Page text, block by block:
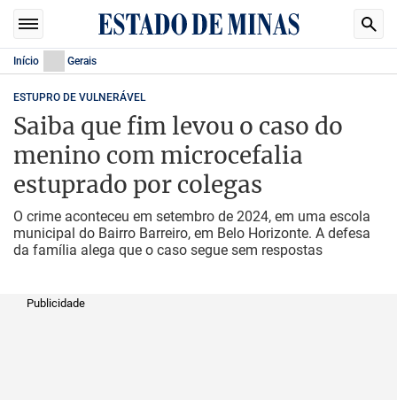
Início Gerais
ESTUPRO DE VULNERÁVEL
Saiba que fim levou o caso do
menino com microcefalia
estuprado por colegas
O crime aconteceu em setembro de 2024, em uma escola
municipal do Bairro Barreiro, em Belo Horizonte. A defesa
da família alega que o caso segue sem respostas
Publicidade